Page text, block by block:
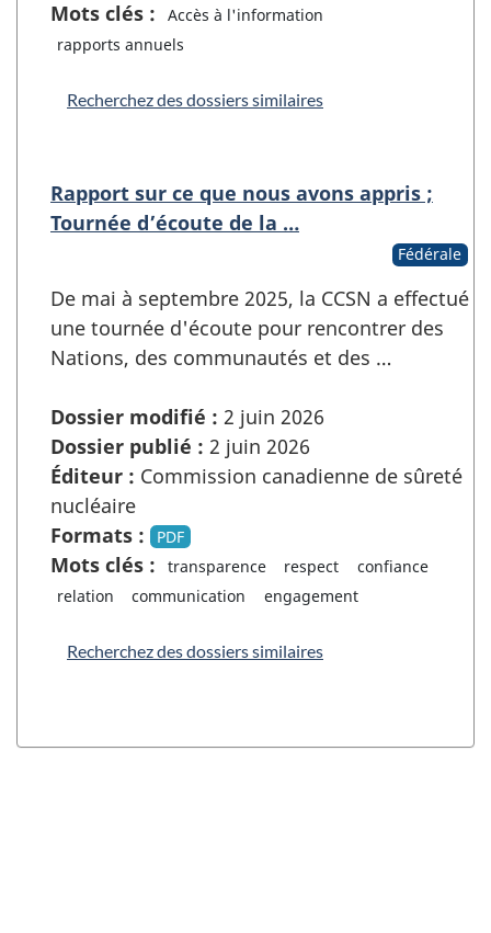
Mots clés :
Accès à l'information
rapports annuels
Recherchez des dossiers similaires
Rapport sur ce que nous avons appris ;
Tournée d’écoute de la …
Fédérale
De mai à septembre 2025, la CCSN a effectué
une tournée d'écoute pour rencontrer des
Nations, des communautés et des …
Dossier modifié : 2 juin 2026
Dossier publié : 2 juin 2026
Éditeur : Commission canadienne de sûreté
nucléaire
Formats :
PDF
Mots clés : transparence respect
confiance
relation
communication engagement
Recherchez des dossiers similaires